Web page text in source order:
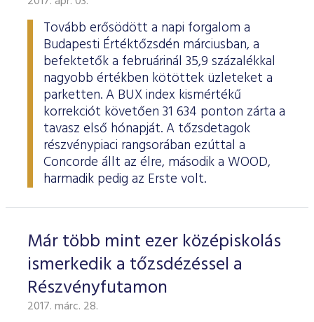
ESG Útmutató
Tovább erősödött a napi forgalom a
Budapesti Értéktőzsdén márciusban, a
befektetők a februárinál 35,9 százalékkal
nagyobb értékben kötöttek üzleteket a
parketten. A BUX index kismértékű
korrekciót követően 31 634 ponton zárta a
tavasz első hónapját. A tőzsdetagok
részvénypiaci rangsorában ezúttal a
Concorde állt az élre, második a WOOD,
harmadik pedig az Erste volt.
Már több mint ezer középiskolás
ismerkedik a tőzsdézéssel a
Részvényfutamon
2017. márc. 28.